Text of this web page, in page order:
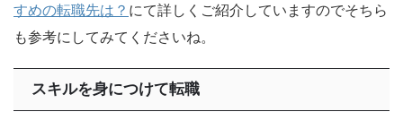
すめの転職先は？ にて詳しくご紹介していますのでそちら
も参考にしてみてくださいね。
スキルを身につけて転職